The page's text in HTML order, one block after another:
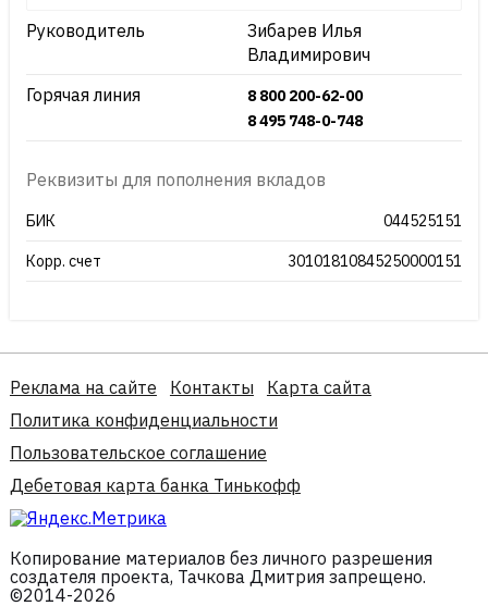
Руководитель
Зибарев Илья
Владимирович
Горячая линия
8 800 200-62-00
8 495 748-0-748
Реквизиты для пополнения вкладов
БИК 044525151
Корр. счет 30101810845250000151
Реклама на сайте Контакты
Карта сайта
Политика конфиденциальности
Пользовательское соглашение
Дебетовая карта банка Тинькофф
Копирование материалов без личного разрешения
создателя проекта, Тачкова Дмитрия запрещено.
©2014-2026